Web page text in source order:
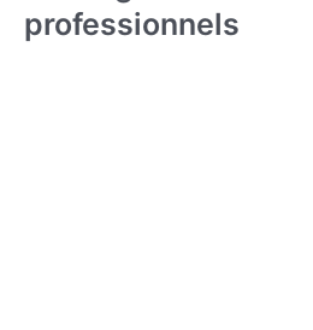
professionnels